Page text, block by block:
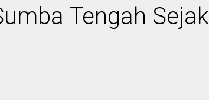
Tengah Sejak